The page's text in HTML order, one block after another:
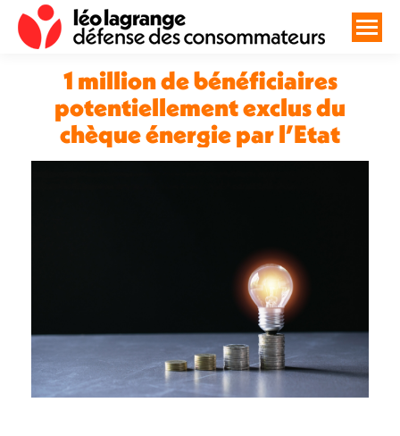
1 million de bénéficiaires
potentiellement exclus du
chèque énergie par l’Etat
Vous êtes ici :